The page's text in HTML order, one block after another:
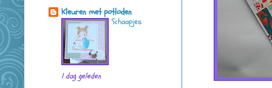
Kleuren met potloden
Schaapjes
1 dag geleden